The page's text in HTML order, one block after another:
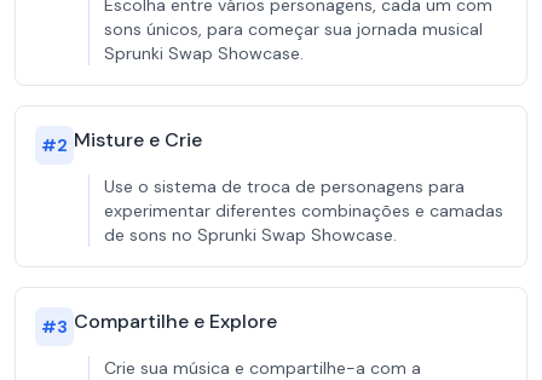
Escolha entre vários personagens, cada um com
sons únicos, para começar sua jornada musical
Sprunki Swap Showcase.
#2 Misture e Crie
Use o sistema de troca de personagens para
experimentar diferentes combinações e camadas
de sons no Sprunki Swap Showcase.
#3 Compartilhe e Explore
Crie sua música e compartilhe-a com a